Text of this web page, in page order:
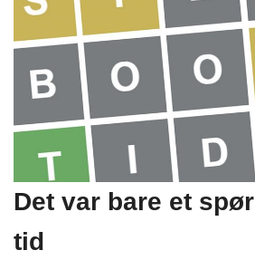
Det var bare et
tid